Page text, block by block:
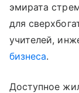
эмирата
для
учителей,
бизнеса.
Доступное